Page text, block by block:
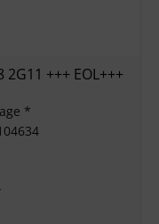
+++ EOL+++
*